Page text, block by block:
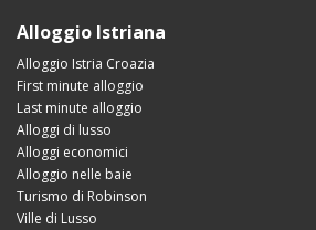
Alloggio Istriana
Alloggio Istria Croazia
First minute alloggio
Last minute alloggio
Alloggi di lusso
Alloggi economici
Alloggio nelle baie
Turismo di Robinson
Ville di Lusso